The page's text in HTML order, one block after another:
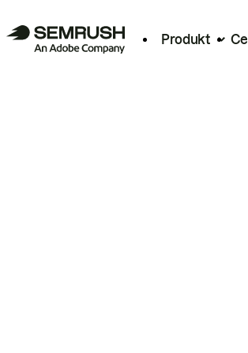
Produkt